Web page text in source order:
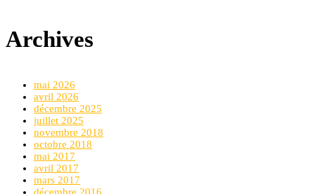
Archives
mai 2026
avril 2026
décembre 2025
juillet 2025
novembre 2018
octobre 2018
mai 2017
avril 2017
mars 2017
décembre 2016